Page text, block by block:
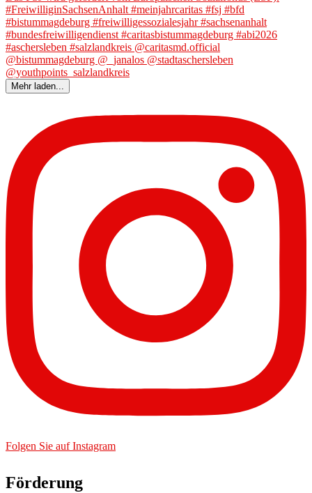
Mehr laden...
Folgen Sie auf Instagram
Förderung